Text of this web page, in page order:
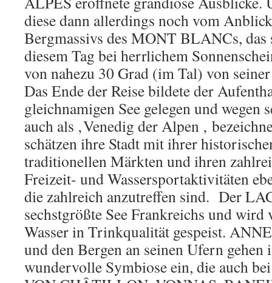
diese dann allerdings noch vom
Bergmassivs des MONT BLANCs, das
diesem Tag bei herrlichem
von nahezu 30 Grad (im Tal) von
Das Ende der Reise bildete der
gleichnamigen See gelegen und wegen
auch als ‚Venedig der Alpen ‚
schätzen ihre Stadt mit ihrer
traditionellen Märkten und ihren
Freizeit- und Wassersportaktivitäten
die zahlreich anzutreffen sind. Der
sechstgrößte See Frankreichs und
Wasser in Trinkqualität gespeist.
und den Bergen an seinen Ufern gehen
wundervolle Symbiose ein, die auch